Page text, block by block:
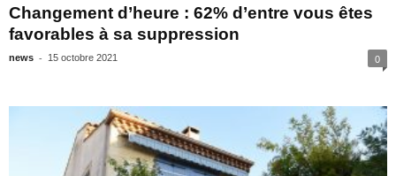
Changement d’heure : 62% d’entre vous êtes
favorables à sa suppression
news - 15 octobre 2021 0